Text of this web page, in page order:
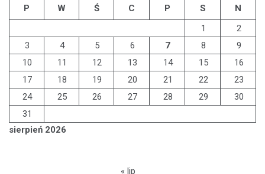
sierpień 2026
P W Ś C P S
N
1
2
3
4 5 6 7 8
9
10
11 12 13 14 15
16
17
18 19 20 21 22
23
24
25 26 27 28 29
30
31
« lip